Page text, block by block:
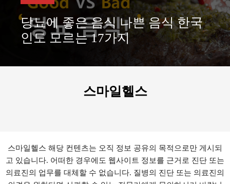
당뇨에 좋은 음식 나쁜 음식 한국
인도 모르는 17가지
스마일헬스
스마일헬스 해당 컨텐츠는 오직 정보 공유의 목적으로만 게시되
고 있습니다. 어떠한 경우에도 웹사이트 정보를 근거로 진단 또는
의료진의 업무를 대체할 수 없습니다. 질병의 진단 또는 의료진의